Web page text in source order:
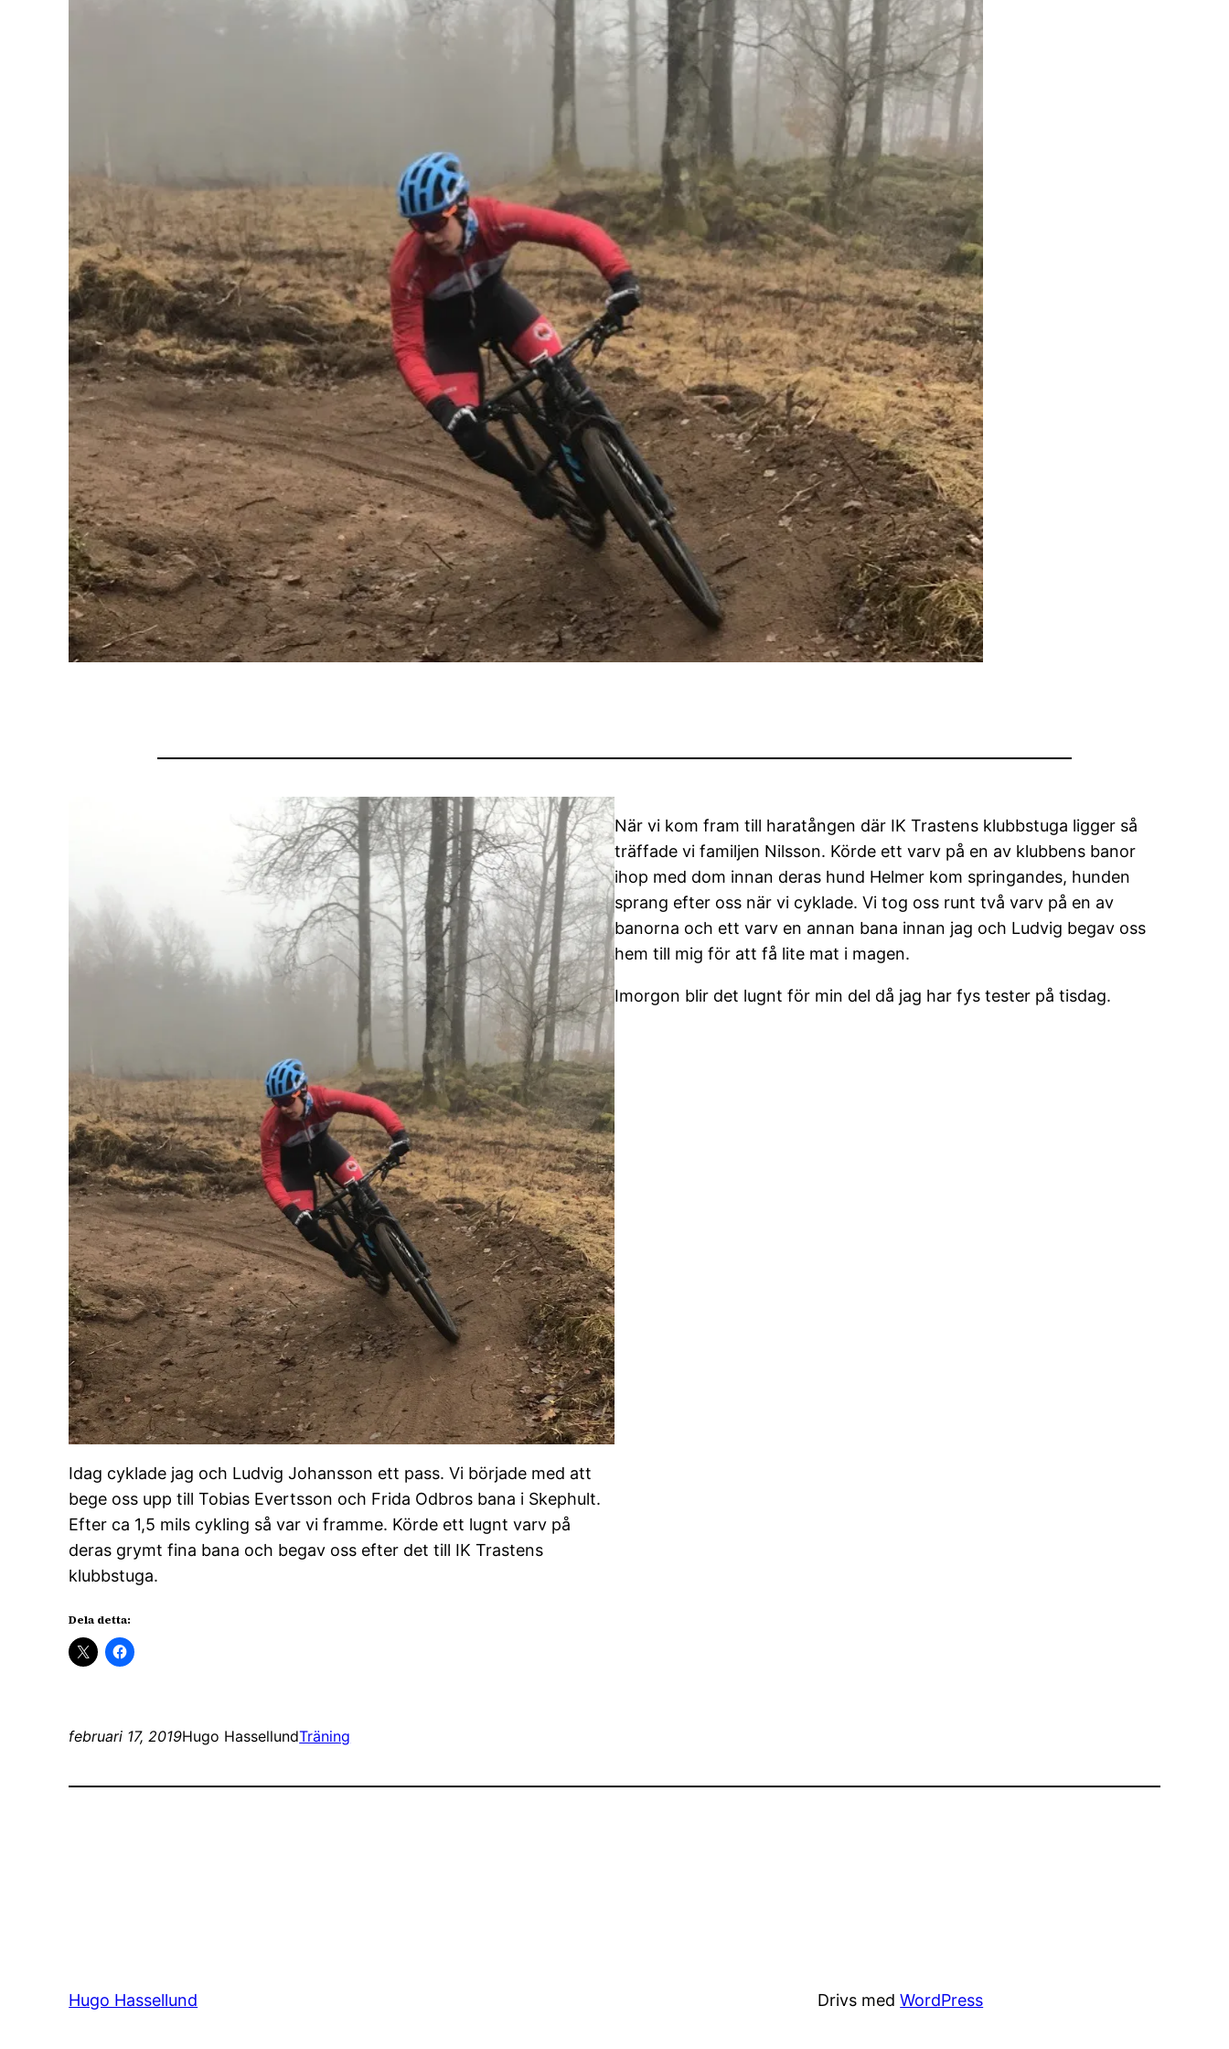
Idag cyklade jag och Ludvig Johansson ett pass. Vi började med att
bege oss upp till Tobias Evertsson och Frida Odbros bana i Skephult.
Efter ca 1,5 mils cykling så var vi framme. Körde ett lugnt varv på
deras grymt fina bana och begav oss efter det till IK Trastens
klubbstuga.
När vi kom fram till haratången där IK Trastens klubbstuga ligger så
träffade vi familjen Nilsson. Körde ett varv på en av klubbens banor
ihop med dom innan deras hund Helmer kom springandes, hunden
sprang efter oss när vi cyklade. Vi tog oss runt två varv på en av
banorna och ett varv en annan bana innan jag och Ludvig begav oss
hem till mig för att få lite mat i magen.
Imorgon blir det lugnt för min del då jag har fys tester på tisdag.
Dela detta:
februari 17, 2019Hugo HassellundTräning
Hugo Hassellund Drivs medWordPress